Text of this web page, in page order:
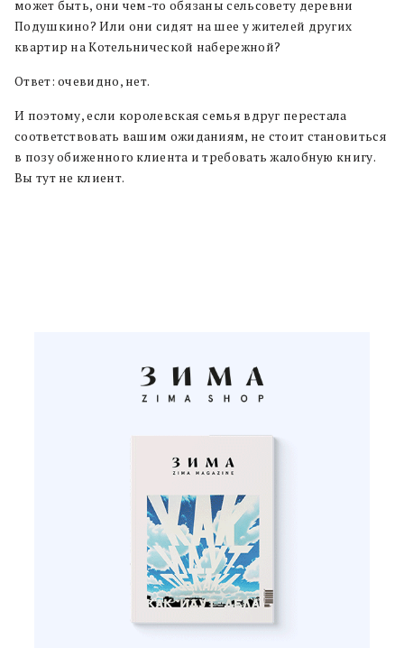
может быть, они чем-то обязаны сельсовету деревни
Подушкино? Или они сидят на шее у жителей других
квартир на Котельнической набережной?
Ответ: очевидно, нет.
И поэтому, если королевская семья вдруг перестала
соответствовать вашим ожиданиям, не стоит становиться
в позу обиженного клиента и требовать жалобную книгу.
Вы тут не клиент.